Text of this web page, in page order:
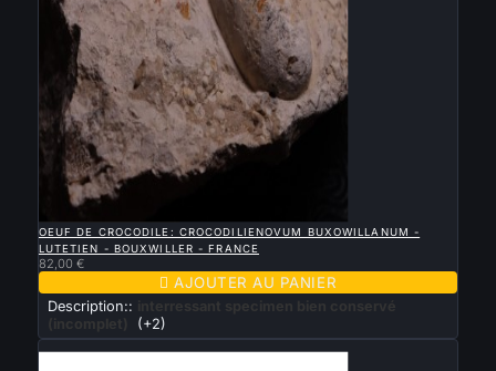
OEUF DE CROCODILE: CROCODILIENOVUM BUXOWILLANUM -
LUTETIEN - BOUXWILLER - FRANCE
82,00 €
 AJOUTER AU PANIER
Description::
interressant specimen bien conservé
(incomplet)
(+2)
Nouveau